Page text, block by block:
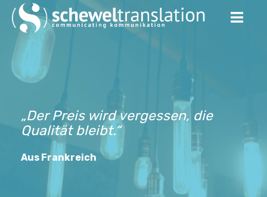
„Der Preis wird vergessen, die
Qualität bleibt.“
Aus Frankreich